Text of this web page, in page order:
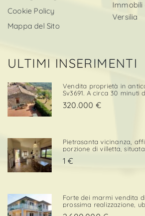
Cookie Policy
Mappa del Sito
Immobili
Versilia
ULTIMI INSERIMENTI
Vendita proprietà in
Sv3691. A circa 30 minuti
medievale immerso nella
320.000 €
Pietrasanta vicinanza,
porzione di villetta,
servizi. L’immobile è
1 €
Forte dei marmi vendita
prossima realizzazione,